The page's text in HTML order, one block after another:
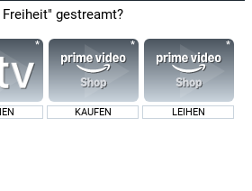
gestreamt?
KAUFEN LEIHEN